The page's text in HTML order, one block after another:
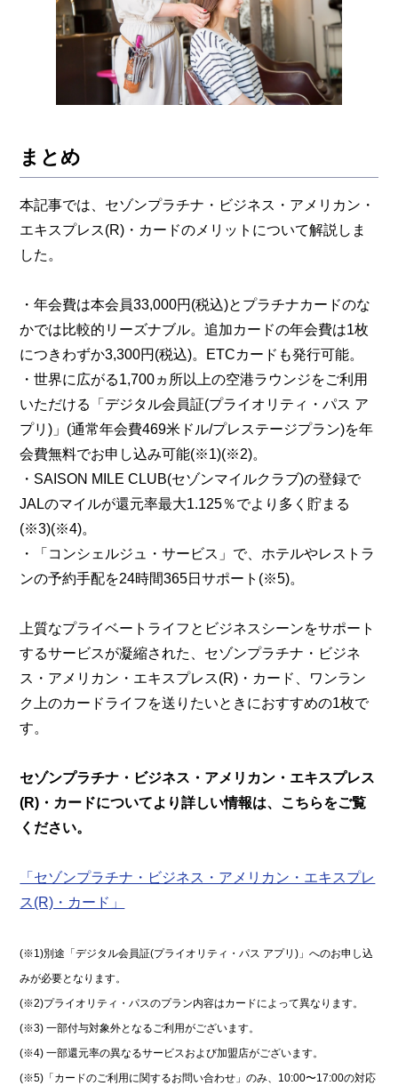
まとめ
本記事では、セゾンプラチナ・ビジネス・アメリカン・
エキスプレス(R)・カードのメリットについて解説しま
した。
・年会費は本会員33,000円(税込)とプラチナカードのな
かでは比較的リーズナブル。追加カードの年会費は1枚
につきわずか3,300円(税込)。ETCカードも発行可能。
・世界に広がる1,700ヵ所以上の空港ラウンジをご利用
いただける「デジタル会員証(プライオリティ・パス ア
プリ)」(通常年会費469米ドル/プレステージプラン)を年
会費無料でお申し込み可能(※1)(※2)。
・SAISON MILE CLUB(セゾンマイルクラブ)の登録で
JALのマイルが還元率最大1.125％でより多く貯まる
(※3)(※4)。
・「コンシェルジュ・サービス」で、ホテルやレストラ
ンの予約手配を24時間365日サポート(※5)。
上質なプライベートライフとビジネスシーンをサポート
するサービスが凝縮された、セゾンプラチナ・ビジネ
ス・アメリカン・エキスプレス(R)・カード、ワンラン
ク上のカードライフを送りたいときにおすすめの1枚で
す。
セゾンプラチナ・ビジネス・アメリカン・エキスプレス
(R)・カードについてより詳しい情報は、こちらをご覧
ください。
「セゾンプラチナ・ビジネス・アメリカン・エキスプレ
ス(R)・カード」
(※1)別途「デジタル会員証(プライオリティ・パス アプリ)」へのお申し込
みが必要となります。
(※2)プライオリティ・パスのプラン内容はカードによって異なります。
(※3) 一部付与対象外となるご利用がございます。
(※4) 一部還元率の異なるサービスおよび加盟店がございます。
(※5)「カードのご利用に関するお問い合わせ」のみ、10:00〜17:00の対応